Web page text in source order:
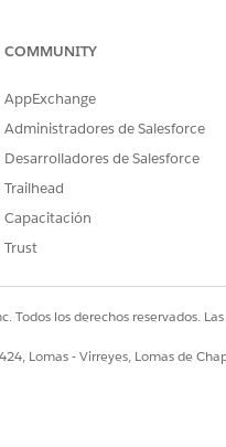
COMMUNITY
AppExchange
Administradores de Salesforce
Desarrolladores de Salesforce
Trailhead
Capacitación
Trust
Todos los derechos reservados.
Lomas - Virreyes, Lomas de